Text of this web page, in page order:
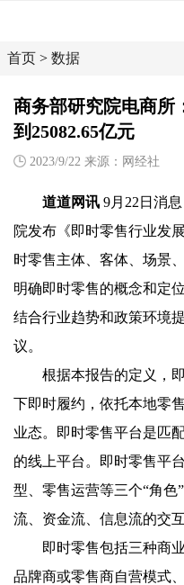
首页 > 数据
商务部研究院电商所
到25082.65亿元
2023/9/22 来源：网经社
道道网讯 9月22日消
院发布《即时零售行业发
时零售主体、客体、场景
明确即时零售的概念和定
结合行业趋势和政策环境
议。
根据本报告的定义，
下即时履约，依托本地零
业态。即时零售平台是匹
的线上平台。即时零售平
型、零售运营等三个“角色
流、资金流、信息流的交互
即时零售包括三种商
品牌商或零售商自营模式